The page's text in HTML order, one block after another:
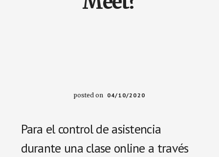
productividad
de
personalizada
posted on 04/10/2020
Para el control de asistencia
durante una clase online a través